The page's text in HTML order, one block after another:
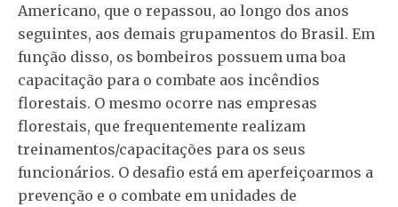
Americano, que o repassou, ao longo dos anos
seguintes, aos demais grupamentos do Brasil. Em
função disso, os bombeiros possuem uma boa
capacitação para o combate aos incêndios
florestais. O mesmo ocorre nas empresas
florestais, que frequentemente realizam
treinamentos/capacitações para os seus
funcionários. O desafio está em aperfeiçoarmos a
prevenção e o combate em unidades de